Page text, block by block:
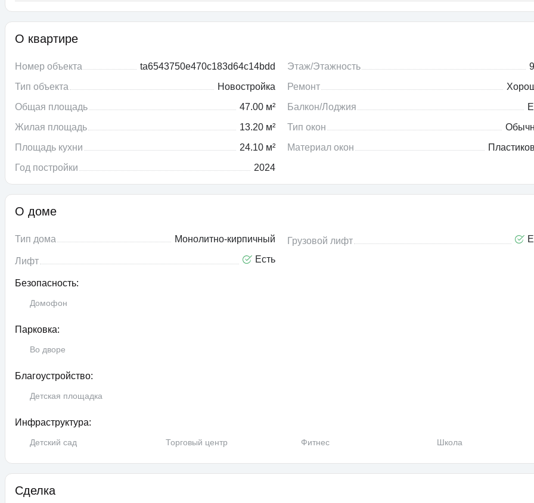
О квартире
Номер объекта
ta6543750e470c183d64c14bdd
Тип объекта
Новостройка
Общая площадь
47.00 м²
Жилая площадь
13.20 м²
Площадь кухни
24.10 м²
Год постройки
2024
Этаж/Этажность
Ремонт
Балкон/Лоджия
Тип окон
Материал окон
О доме
Тип дома Монолитно-кирпичный
Лифт Есть
Грузовой лифт
Безопасность:
Домофон
Парковка:
Во дворе
Благоустройство:
Детская площадка
Инфраструктура:
Детский сад Торговый центр Фитнес Школа
Сделка